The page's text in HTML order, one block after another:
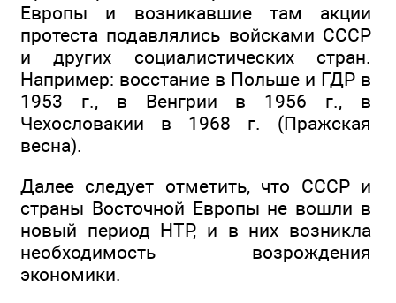
Европы и возникавшие там акции
протеста подавлялись войсками СССР
и других социалистических стран.
Например: восстание в Польше и ГДР в
1953 г., в Венгрии в 1956 г., в
Чехословакии в 1968 г. (Пражская
весна).
Далее следует отметить, что СССР и
страны Восточной Европы не вошли в
новый период НТР, и в них возникла
необходимость возрождения
экономики.